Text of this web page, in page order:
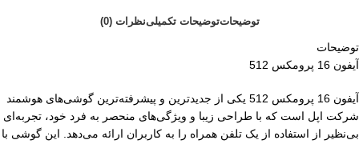
توضیحاتتوضیحات تکمیلینظرات (0)
توضیحات
آیفون 16 پرومکس 512
آیفون 16 پرومکس 512 یکی از جدیدترین و پیشرفته‌ترین گوشی‌های هوشمند
شرکت اپل است که با طراحی زیبا و ویژگی‌های منحصر به فرد خود، تجربه‌ای
بی‌نظیر از استفاده از یک تلفن همراه را به کاربران ارائه می‌دهد. این گوشی با